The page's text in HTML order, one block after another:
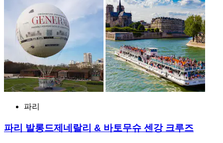
파리
파리 발롱드제네랄리 & 바토무슈 센강 크루즈